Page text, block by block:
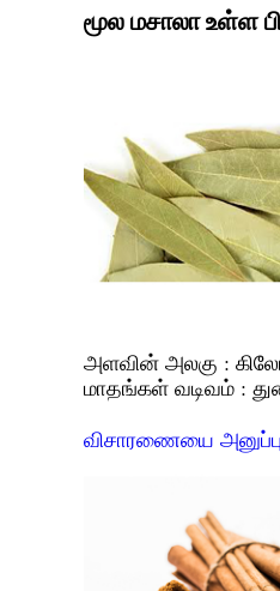
மூல மசாலா உள்ள
அளவின் அலகு :
மாதங்கள் வடிவம் :
விசாரணையை அனுப்பு